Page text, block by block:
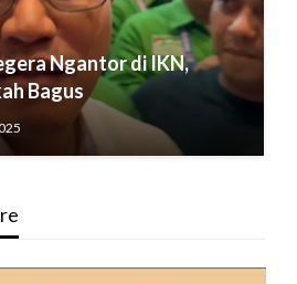
Ngantor di IKN,
Bagus